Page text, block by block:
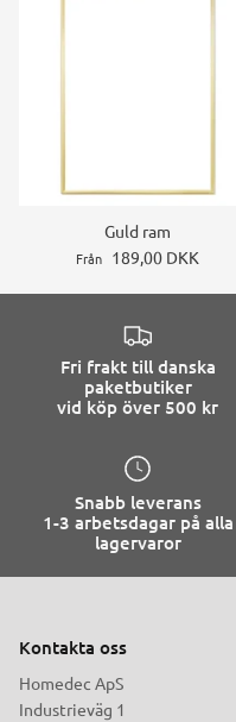
Guld ram
Från 189,00 DKK
Fri frakt till danska
paketbutiker
vid köp över 500 kr
Snabb leverans
1-3 arbetsdagar på alla
lagervaror
Kontakta oss
Homedec ApS
Industrieväg 1